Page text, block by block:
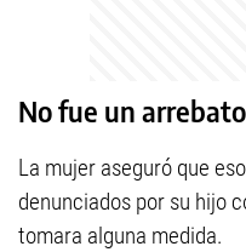
No fue un arrebato
La mujer aseguró que
denunciados por su hijo
tomara alguna medida.